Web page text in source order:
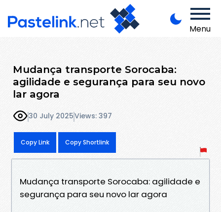
Menu
Mudança transporte Sorocaba:
agilidade e segurança para seu novo
lar agora
30 July 2025Views: 397
Copy Link Copy Shortlink
Mudança transporte Sorocaba: agilidade e
segurança para seu novo lar agora